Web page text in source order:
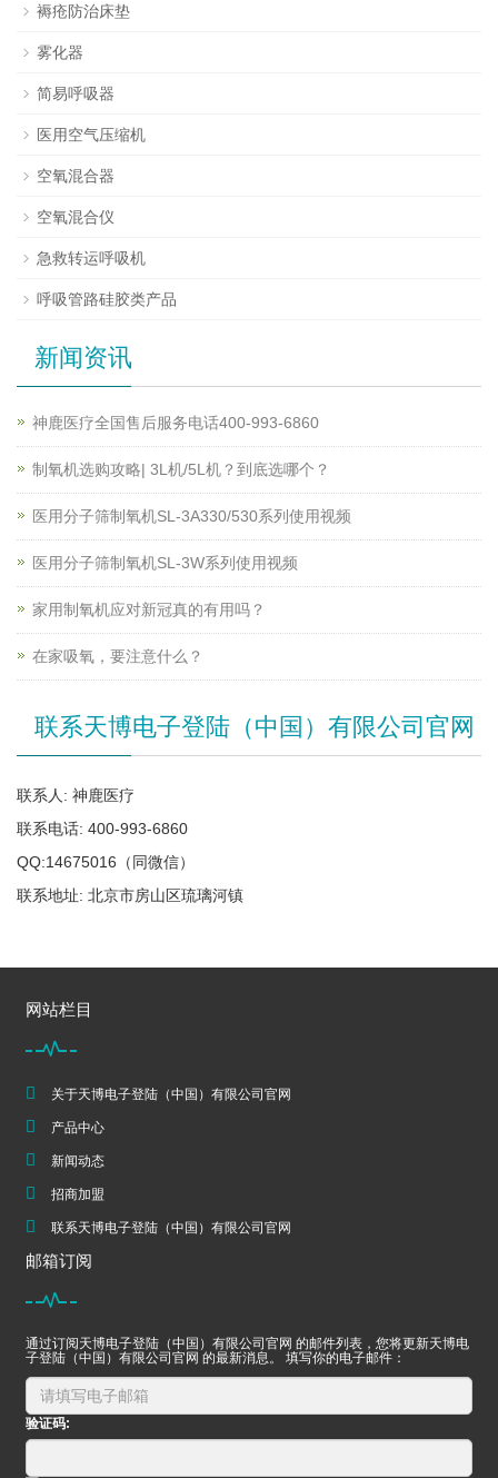
褥疮防治床垫
雾化器
简易呼吸器
医用空气压缩机
空氧混合器
空氧混合仪
急救转运呼吸机
呼吸管路硅胶类产品
新闻资讯
神鹿医疗全国售后服务电话400-993-6860
制氧机选购攻略| 3L机/5L机？到底选哪个？
医用分子筛制氧机SL-3A330/530系列使用视频
医用分子筛制氧机SL-3W系列使用视频
家用制氧机应对新冠真的有用吗？
在家吸氧，要注意什么？
联系天博电子登陆（中国）有限公司官网
联系人: 神鹿医疗
联系电话: 400-993-6860
QQ:14675016（同微信）
联系地址: 北京市房山区琉璃河镇
网站栏目
关于天博电子登陆（中国）有限公司官网
产品中心
新闻动态
招商加盟
联系天博电子登陆（中国）有限公司官网
邮箱订阅
通过订阅天博电子登陆（中国）有限公司官网 的邮件列表，您将更新天博电
子登陆（中国）有限公司官网 的最新消息。 填写你的电子邮件：
验证码: